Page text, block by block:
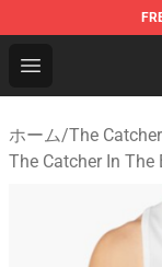
Open menu
The Catcher
ホーム/The
The Catcher In